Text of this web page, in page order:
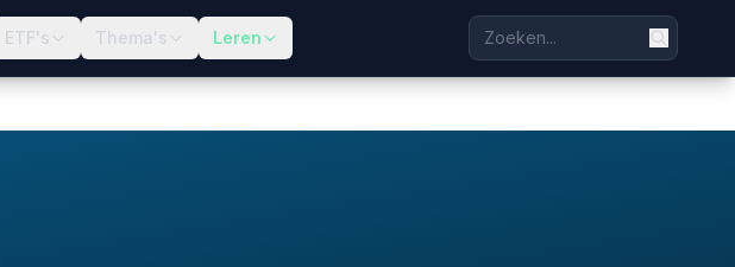
ETF's Thema's Leren